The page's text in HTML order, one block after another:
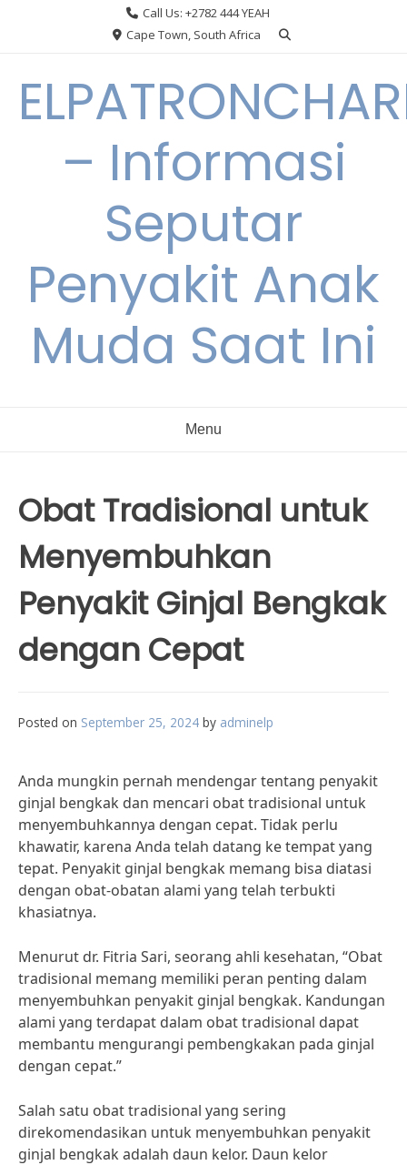
Call Us: +2782 444 YEAH
Cape Town, South Africa
– Informasi
Seputar
Penyakit Anak
Muda Saat Ini
Menu
Obat Tradisional untuk
Menyembuhkan
Penyakit Ginjal Bengkak
dengan Cepat
Posted on September 25, 2024 by adminelp
Anda mungkin pernah mendengar tentang penyakit
ginjal bengkak dan mencari obat tradisional untuk
menyembuhkannya dengan cepat. Tidak perlu
khawatir, karena Anda telah datang ke tempat yang
tepat. Penyakit ginjal bengkak memang bisa diatasi
dengan obat-obatan alami yang telah terbukti
khasiatnya.
Menurut dr. Fitria Sari, seorang ahli kesehatan, “Obat
tradisional memang memiliki peran penting dalam
menyembuhkan penyakit ginjal bengkak. Kandungan
alami yang terdapat dalam obat tradisional dapat
membantu mengurangi pembengkakan pada ginjal
dengan cepat.”
Salah satu obat tradisional yang sering
direkomendasikan untuk menyembuhkan penyakit
ginjal bengkak adalah daun kelor. Daun kelor